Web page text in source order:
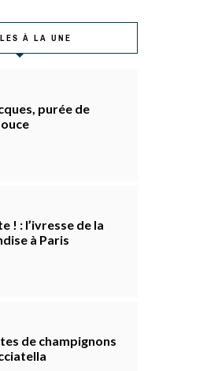
À LA UNE
purée de
! : l’ivresse de la
à Paris
de champignons